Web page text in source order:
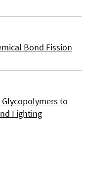
Bond Fission
to
Fighting